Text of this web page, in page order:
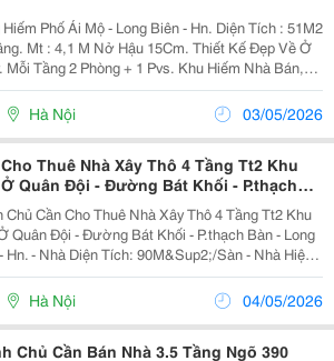
Hiếm Phố Ái Mộ - Long Biên - Hn. Diện Tích : 51M2
Mt : 4,1 M Nở Hậu 15Cm. Thiết Kế Đẹp Về Ở
Mỗi Tầng 2 Phòng + 1 Pvs. Khu Hiếm Nhà Bán,
3 M Thông Tứ Tung. Bãi Gửi Ô Tô 24H Cạnh
Rất Nhiều Tiện Ích Xung Quanh Nhà. Gần Cv...
Hà Nội 03/05/2026
Thuê Nhà Xây Thô 4 Tầng Tt2 Khu
Quân Đội - Đường Bát Khối - P.thạch
Chủ Cần Cho Thuê Nhà Xây Thô 4 Tầng Tt2 Khu
Quân Đội - Đường Bát Khối - P.thạch Bàn - Long
Hn. - Nhà Diện Tích: 90M&Sup2;/Sàn - Nhà Hiện
Thô 4 Tầng, Thiết Kế Dạng Biệt Thự Liền Kề
Thuê Có Thể Về Setup Hoàn Thiện...
Hà Nội 04/05/2026
Chủ Cần Bán Nhà 3.5 Tầng Ngõ 390